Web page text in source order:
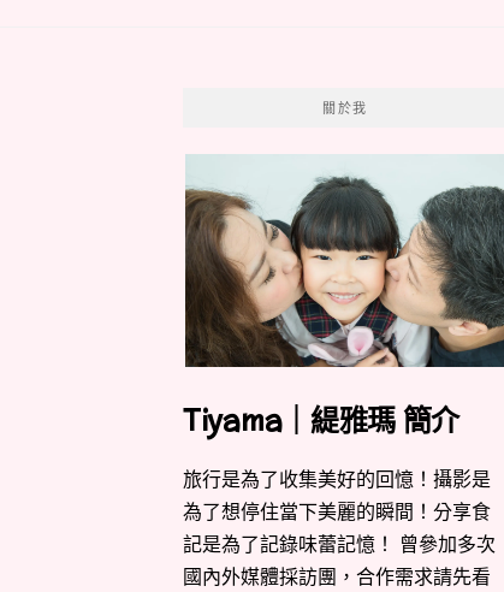
關於我
Tiyama｜緹雅瑪 簡介
旅行是為了收集美好的回憶！攝影是
為了想停住當下美麗的瞬間！分享食
記是為了記錄味蕾記憶！ 曾參加多次
國內外媒體採訪團，合作需求請先看